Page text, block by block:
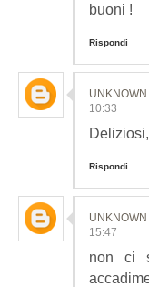
buoni !
Rispondi
UNKNOWN
10:33
Rispondi
UNKNOWN
15:47
non ci